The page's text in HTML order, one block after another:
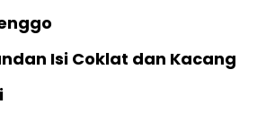
Isi Coklat dan Kacang